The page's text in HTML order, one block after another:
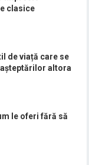
clasice
de viață care se
altora
le oferi fără să